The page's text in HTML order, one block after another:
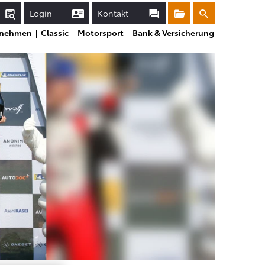
Login Kontakt Sammelmappe
Suche
Classic Motorsport Bank & Versicherung